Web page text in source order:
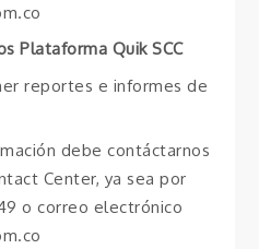
Plataforma Quik SCC
reportes e informes de
debe contáctarnos
Center, ya sea por
o correo electrónico